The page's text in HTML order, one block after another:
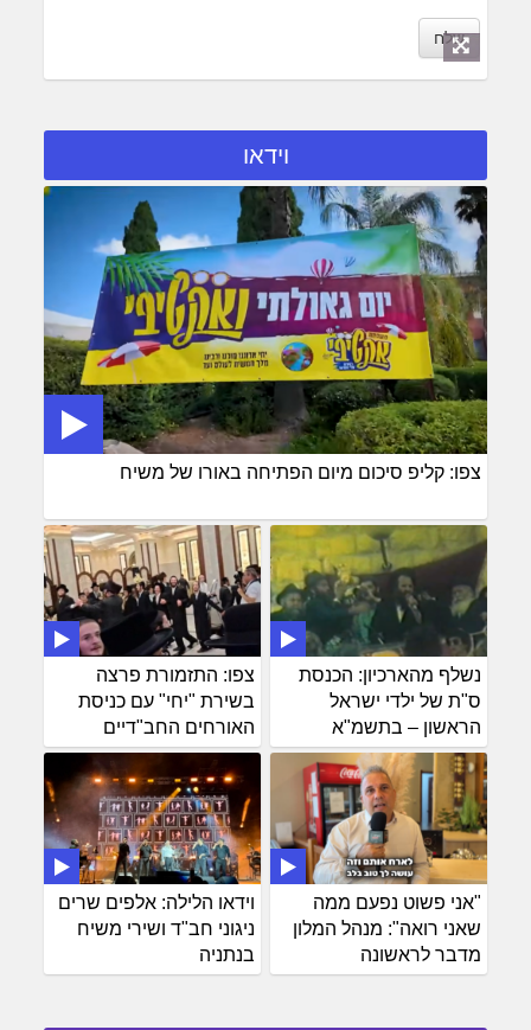
שלח
וידאו
צפו: קליפ סיכום מיום הפתיחה באורו של משיח
צפו: התזמורת פרצה
בשירת "יחי" עם כניסת
האורחים החב"דיים
נשלף מהארכיון: הכנסת
ס"ת של ילדי ישראל
הראשון – בתשמ"א
וידאו הלילה: אלפים שרים
ניגוני חב"ד ושירי משיח
בנתניה
"אני פשוט נפעם ממה
שאני רואה": מנהל המלון
מדבר לראשונה